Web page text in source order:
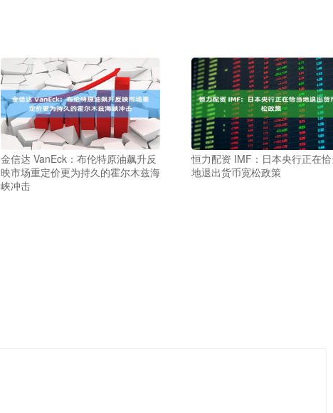
金信达 VanEck：布伦特原油飙升反
映市场重定价更为持久的霍尔木兹海
峡冲击
恒力配资 IMF：日本央行正在恰
地退出货币宽松政策